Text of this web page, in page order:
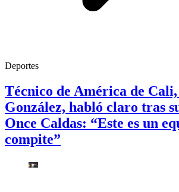
Deportes
Técnico de América de
González, habló claro tras
Once Caldas: “Este es un
compite”